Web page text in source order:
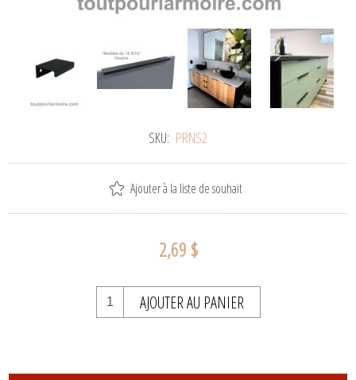
SKU: PRNS2
Ajouter à la liste de souhait
2,69 $
AJOUTER AU PANIER